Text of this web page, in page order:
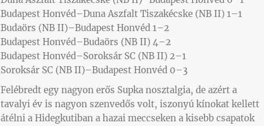
Budapest Honvéd–Duna Aszfalt Tiszakécske (NB II) 1–1
Budaörs (NB II)–Budapest Honvéd 1–2
Budapest Honvéd–Budaörs (NB II) 4–2
Budapest Honvéd–Soroksár SC (NB II) 2–1
Soroksár SC (NB II)–Budapest Honvéd 0–3
Felébredt egy nagyon erős Supka nosztalgia, de azért a
tavalyi év is nagyon szenvedős volt, iszonyú kínokat kellett
átélni a Hidegkutiban a hazai meccseken a kisebb csapatok